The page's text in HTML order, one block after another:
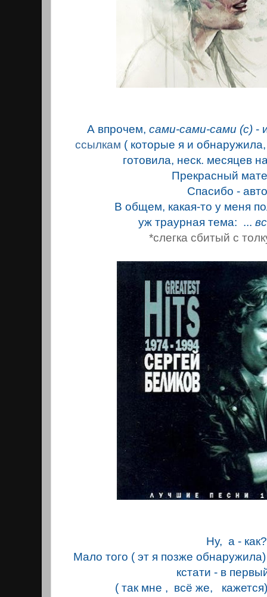
А впрочем,сами-сами-сами (с) -
ссылкам ( которые я и
готовила, неск. месяцев
Прекрасный
Спасибо -
В общем, какая-то у меня
уж траурная тема: ...
*слегка сбитый с
Ну, а - как?
Мало того ( эт я позже
кстати - в
( так мне , всё же,